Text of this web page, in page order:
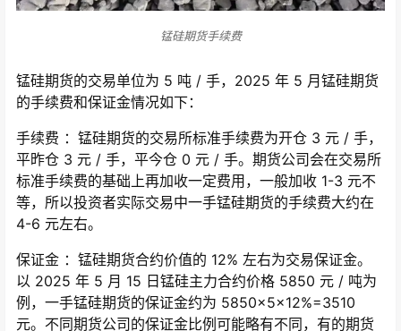
锰硅期货手续费
锰硅期货的交易单位为 5 吨 / 手，2025 年 5 月锰硅期货
的手续费和保证金情况如下：
手续费 ：锰硅期货的交易所标准手续费为开仓 3 元 / 手，
平昨仓 3 元 / 手，平今仓 0 元 / 手。期货公司会在交易所
标准手续费的基础上再加收一定费用，一般加收 1-3 元不
等，所以投资者实际交易中一手锰硅期货的手续费大约在
4-6 元左右。
保证金 ：锰硅期货合约价值的 12% 左右为交易保证金。
以 2025 年 5 月 15 日锰硅主力合约价格 5850 元 / 吨为
例，一手锰硅期货的保证金约为 5850×5×12%=3510
元。不同期货公司的保证金比例可能略有不同，有的期货